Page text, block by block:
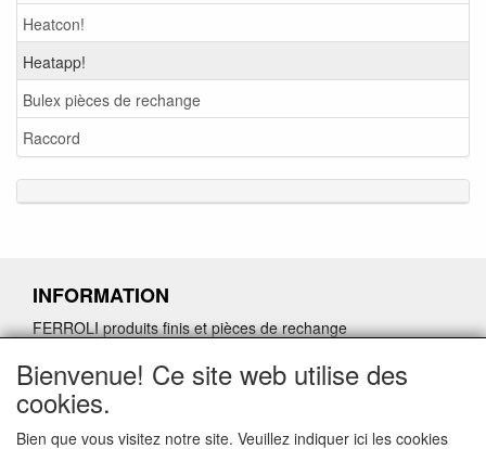
Heatcon!
Heatapp!
Bulex pièces de rechange
Raccord
INFORMATION
FERROLI produits finis et pièces de rechange
Demander un lien d'annulation
Bienvenue! Ce site web utilise des
cookies.
Bien que vous visitez notre site. Veuillez indiquer ici les cookies